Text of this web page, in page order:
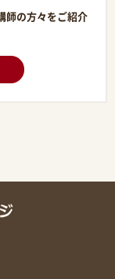
師の方々をご紹介